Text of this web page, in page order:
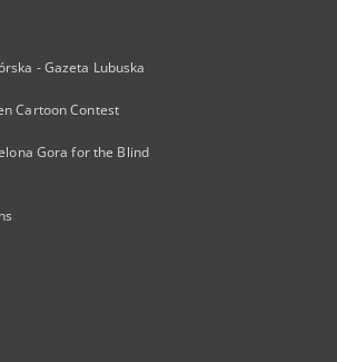
- Gazeta Lubuska
Cartoon Contest
Gora for the Blind